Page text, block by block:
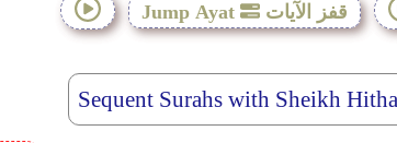
Jump Ayat قفز الآيات